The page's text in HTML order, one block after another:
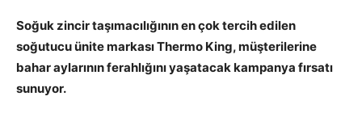
Soğuk zincir taşımacılığının en çok tercih edilen
soğutucu ünite markası Thermo King, müşterilerine
bahar aylarının ferahlığını yaşatacak kampanya fırsatı
sunuyor.